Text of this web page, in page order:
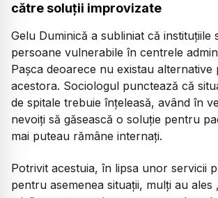
către soluții improvizate
Gelu Duminică a subliniat că instituțiile
persoane vulnerabile în centrele
Pașca deoarece nu existau
acestora. Sociologul punctează că
de spitale trebuie înțeleasă, având în
nevoiți să găsească o soluție pentru
mai puteau rămâne internați.
Potrivit acestuia, în lipsa unor servicii
pentru asemenea situații, mulți au ales